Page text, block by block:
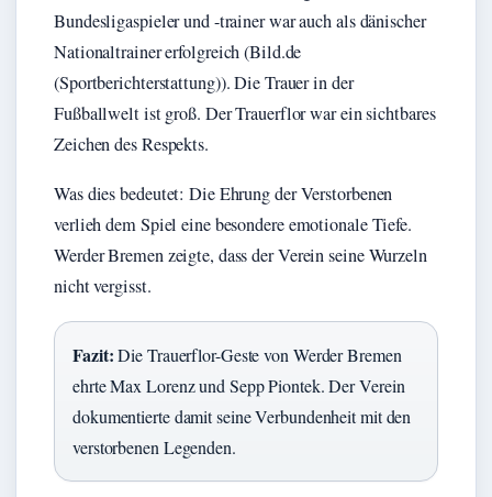
Bundesligaspieler und -trainer war auch als dänischer
Nationaltrainer erfolgreich (Bild.de
(Sportberichterstattung)). Die Trauer in der
Fußballwelt ist groß. Der Trauerflor war ein sichtbares
Zeichen des Respekts.
Was dies bedeutet: Die Ehrung der Verstorbenen
verlieh dem Spiel eine besondere emotionale Tiefe.
Werder Bremen zeigte, dass der Verein seine Wurzeln
nicht vergisst.
Fazit:Die Trauerflor-Geste von Werder Bremen
ehrte Max Lorenz und Sepp Piontek. Der Verein
dokumentierte damit seine Verbundenheit mit den
verstorbenen Legenden.